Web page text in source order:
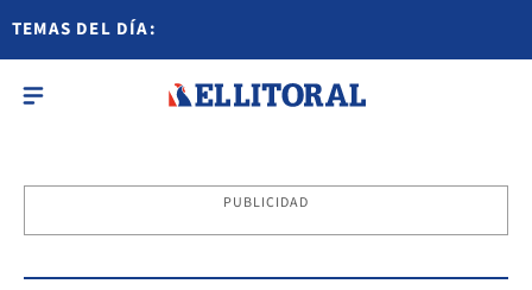
TEMAS DEL DÍA:
PUBLICIDAD